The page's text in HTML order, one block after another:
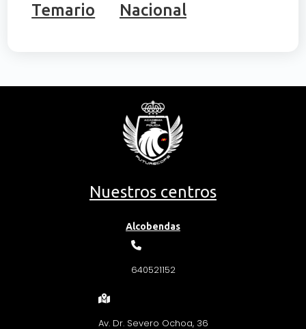
Temario
Nacional?
Nuestros centros
Alcobendas
640521152
Av. Dr. Severo Ochoa, 36